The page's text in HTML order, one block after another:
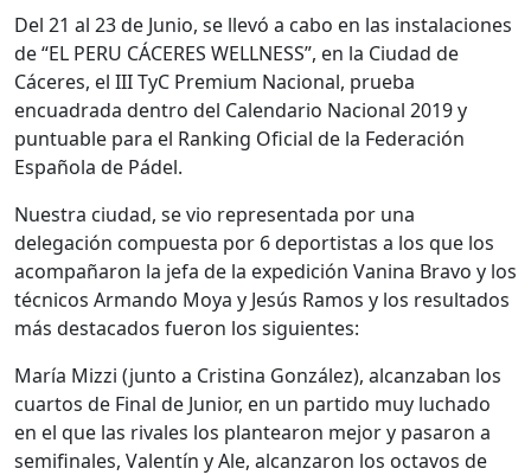
Del 21 al 23 de Junio, se llevó a cabo en las instalaciones
de “EL PERU CÁCERES WELLNESS”, en la Ciudad de
Cáceres, el III TyC Premium Nacional, prueba
encuadrada dentro del Calendario Nacional 2019 y
puntuable para el Ranking Oficial de la Federación
Española de Pádel.
Nuestra ciudad, se vio representada por una
delegación compuesta por 6 deportistas a los que los
acompañaron la jefa de la expedición Vanina Bravo y los
técnicos Armando Moya y Jesús Ramos y los resultados
más destacados fueron los siguientes:
María Mizzi (junto a Cristina González), alcanzaban los
cuartos de Final de Junior, en un partido muy luchado
en el que las rivales los plantearon mejor y pasaron a
semifinales, Valentín y Ale, alcanzaron los octavos de